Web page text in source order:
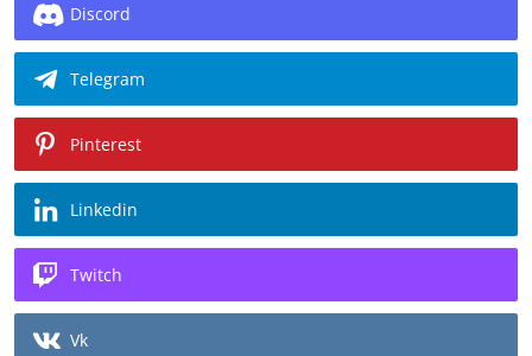
Discord
Telegram
Pinterest
Linkedin
Twitch
Vk